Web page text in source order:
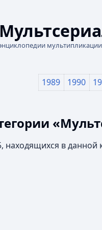
мультипликации
1989 1990
находящихся в данной